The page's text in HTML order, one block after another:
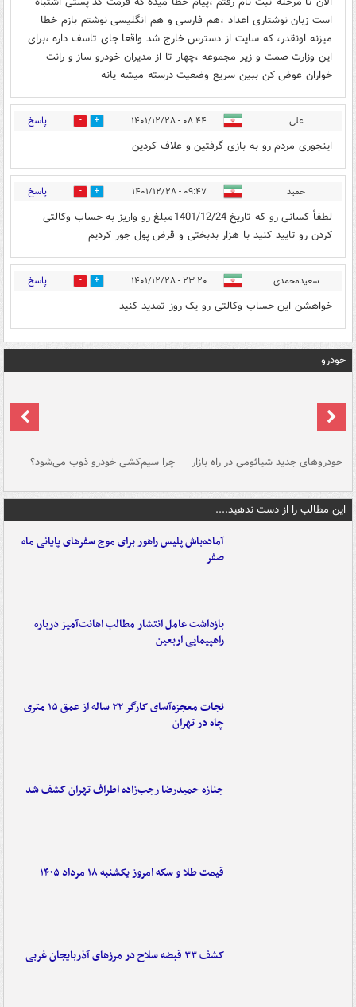
است زبان نوشتاری اعداد ،هم فارسی و هم انگلیسی نوشتم بازم خطا
میزنه اونقدر، که سایت از دسترس خارج شد واقعا جای تاسف داره ،برای
این وزارت صمت و زیر مجموعه ،چهار تا از مدیران خودرو ساز و رانت
خواران عوض کن ببین سریع وضعیت درسته میشه یانه
علی ۰۸:۴۴ - ۱۴۰۱/۱۲/۲۸ 0 پاسخ
اینجوری مردم رو به بازی گرفتین و علاف کردین
حمید ۰۹:۴۷ - ۱۴۰۱/۱۲/۲۸ 0 پاسخ
لطفاً کسانی رو که تاریخ 1401/12/24مبلغ رو واریز به حساب وکالتی
کردن رو تایید کنید با هزار بدبختی و قرض پول جور کردیم
سعیدمحمدی ۲۳:۲۰ - ۱۴۰۱/۱۲/۲۸ 0 پاسخ
خواهشن این حساب وکالتی رو یک روز تمدید کنید
خودرو
خودروهای جدید شیائومی در راه بازار چرا سیم‌کشی خودرو ذوب می‌شود؟
این مطالب را از دست ندهید....
آماده‌باش پلیس راهور برای موج سفرهای پایانی ماه
صفر
بازداشت عامل انتشار مطالب اهانت‌آمیز درباره
راهپیمایی اربعین
نجات معجزه‌آسای کارگر ۲۲ ساله از عمق ۱۵ متری
چاه در تهران
جنازه حمیدرضا رجب‌زاده اطراف تهران کشف شد
قیمت طلا و سکه امروز یکشنبه ۱۸ مرداد ۱۴۰۵
کشف ۳۳ قبضه سلاح در مرزهای آذربایجان غربی